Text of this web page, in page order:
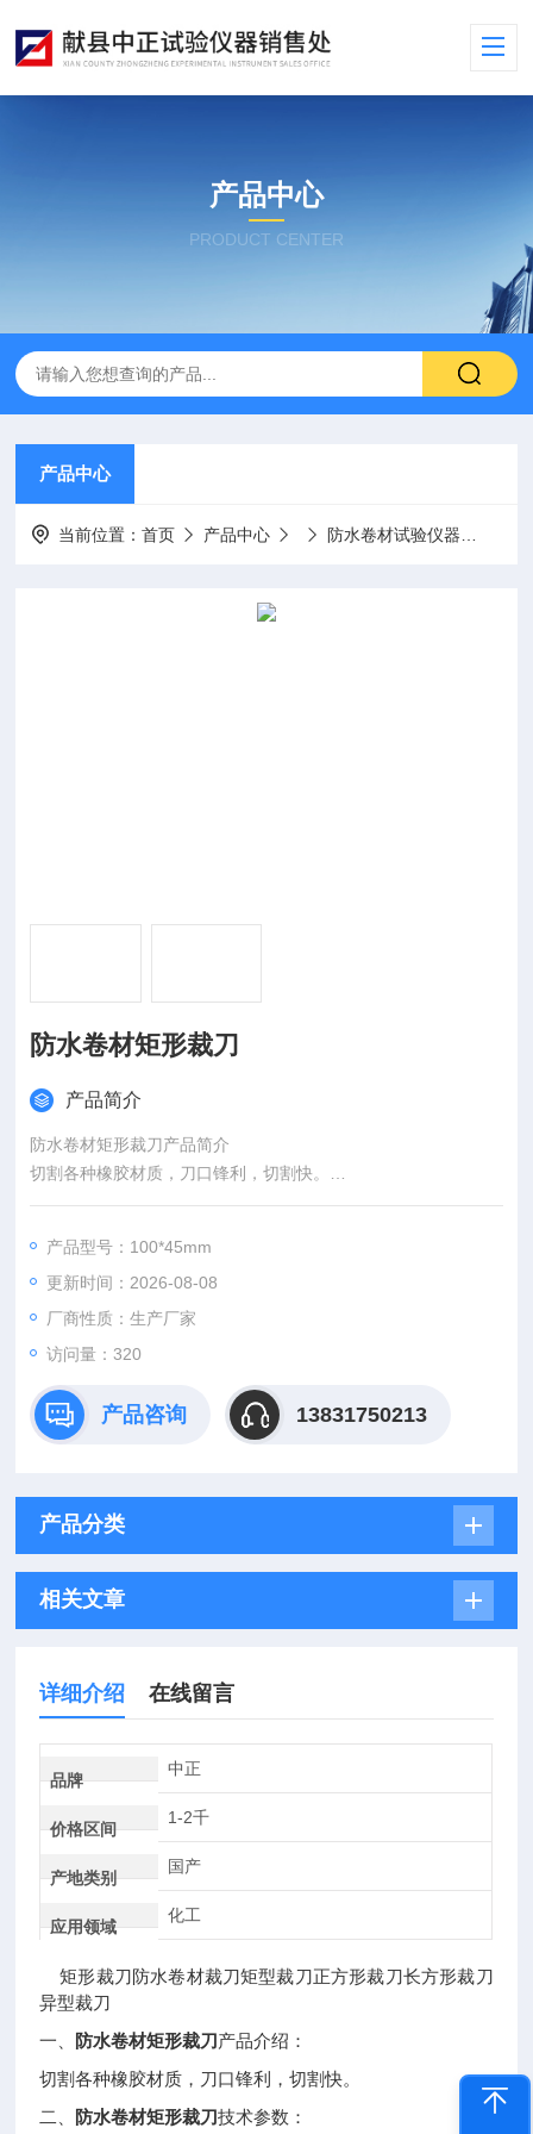
产品中心
PRODUCT CENTER
产品中心
当前位置：首页 产品中心 防水卷材试验仪器
防水卷材矩形裁刀
产品简介
防水卷材矩形裁刀产品简介
切割各种橡胶材质，刀口锋利，切割快。
二、技术参数：
4、100*50mm；5、100*100mm； 6、120*25mm；7、120*50
mm；8、125*100mm； 9、150*25mm； 10、150*50mm； 1
1、150*150mm；12、200*25mm
产品型号：100*45mm
更新时间：2026-08-08
厂商性质：生产厂家
访问量：320
产品咨询 13831750213
产品分类
相关文章
详细介绍 在线留言
品牌
中正
价格区间
1-2千
产地类别
国产
应用领域
化工
矩形裁刀防水卷材裁刀矩型裁刀正方形裁刀长方形裁刀
异型裁刀
一、 防水卷材矩形裁刀 产品介绍：
切割各种橡胶材质，刀口锋利，切割快。
二、 防水卷材矩形裁刀技术参数：